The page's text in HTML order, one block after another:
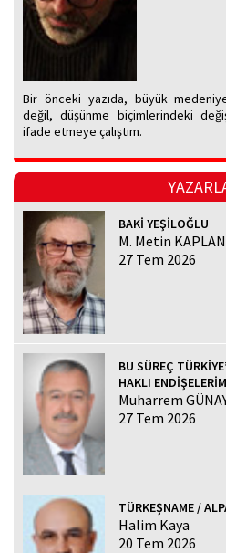
Bir önceki yazıda, büyük
değil, düşünme biçimlerindeki
ifade etmeye çalıştım.
BAKİ YEŞİLOĞLU
M. Metin KAPLAN
27 Tem 2026
BU SÜREÇ
HAKLI
Muharrem
27 Tem 2026
TÜRKEŞNAME /
Halim Kaya
20 Tem 2026